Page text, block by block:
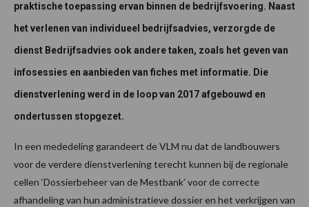
praktische toepassing ervan binnen de bedrijfsvoering. Naast
het verlenen van individueel bedrijfsadvies, verzorgde de
dienst Bedrijfsadvies ook andere taken, zoals het geven van
infosessies en aanbieden van fiches met informatie. Die
dienstverlening werd in de loop van 2017 afgebouwd en
ondertussen stopgezet.
In een mededeling garandeert de VLM nu dat de landbouwers
voor de verdere dienstverlening terecht kunnen bij de regionale
cellen ‘Dossierbeheer van de Mestbank’ voor de correcte
afhandeling van hun administratieve dossier en het verkrijgen van